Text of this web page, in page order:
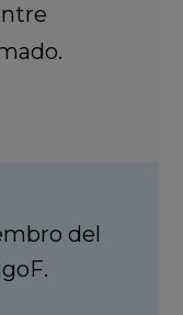
del